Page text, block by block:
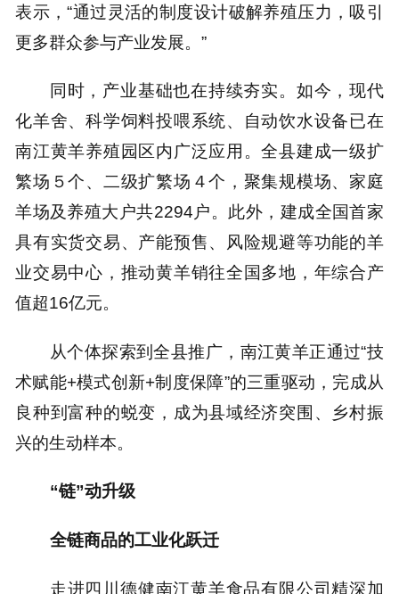
表示，“通过灵活的制度设计破解养殖压力，吸引
更多群众参与产业发展。”
同时，产业基础也在持续夯实。如今，现代
化羊舍、科学饲料投喂系统、自动饮水设备已在
南江黄羊养殖园区内广泛应用。全县建成一级扩
繁场５个、二级扩繁场４个，聚集规模场、家庭
羊场及养殖大户共2294户。此外，建成全国首家
具有实货交易、产能预售、风险规避等功能的羊
业交易中心，推动黄羊销往全国多地，年综合产
值超16亿元。
从个体探索到全县推广，南江黄羊正通过“技
术赋能+模式创新+制度保障”的三重驱动，完成从
良种到富种的蜕变，成为县域经济突围、乡村振
兴的生动样本。
“链”动升级
全链商品的工业化跃迁
走进四川德健南江黄羊食品有限公司精深加